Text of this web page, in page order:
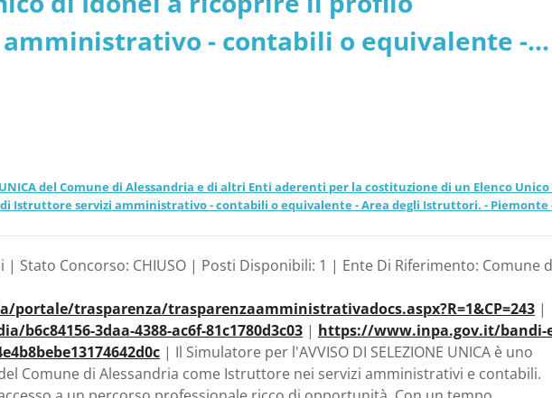
- contabili o equivalente -
UNICA del Comune di Alessandria e di altri Enti aderenti per la costituzione di un Elenco
Istruttore servizi amministrativo - contabili o equivalente - Area degli Istruttori. - Piemonte
Stato Concorso: CHIUSO | Posti Disponibili: 1 | Ente Di Riferimento: Comune
trasparenza/trasparenzaamministrativadocs.aspx?R=1&CP=243|
3daa-4388-ac6f-81c1780d3c03| https://www.inpa.gov.it/bandi-
| Il Simulatore per l'AVVISO DI SELEZIONE UNICA è uno
Comune di Alessandria come Istruttore nei servizi amministrativi e contabili.